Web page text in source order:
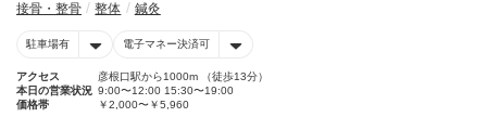
接骨・整骨 整体 鍼灸
駐車場有 電子マネー決済可
アクセス
彦根口駅から1000m （徒歩13分）
本日の営業状況 9:00〜12:00 15:30〜19:00
価格帯
￥2,000〜￥5,960